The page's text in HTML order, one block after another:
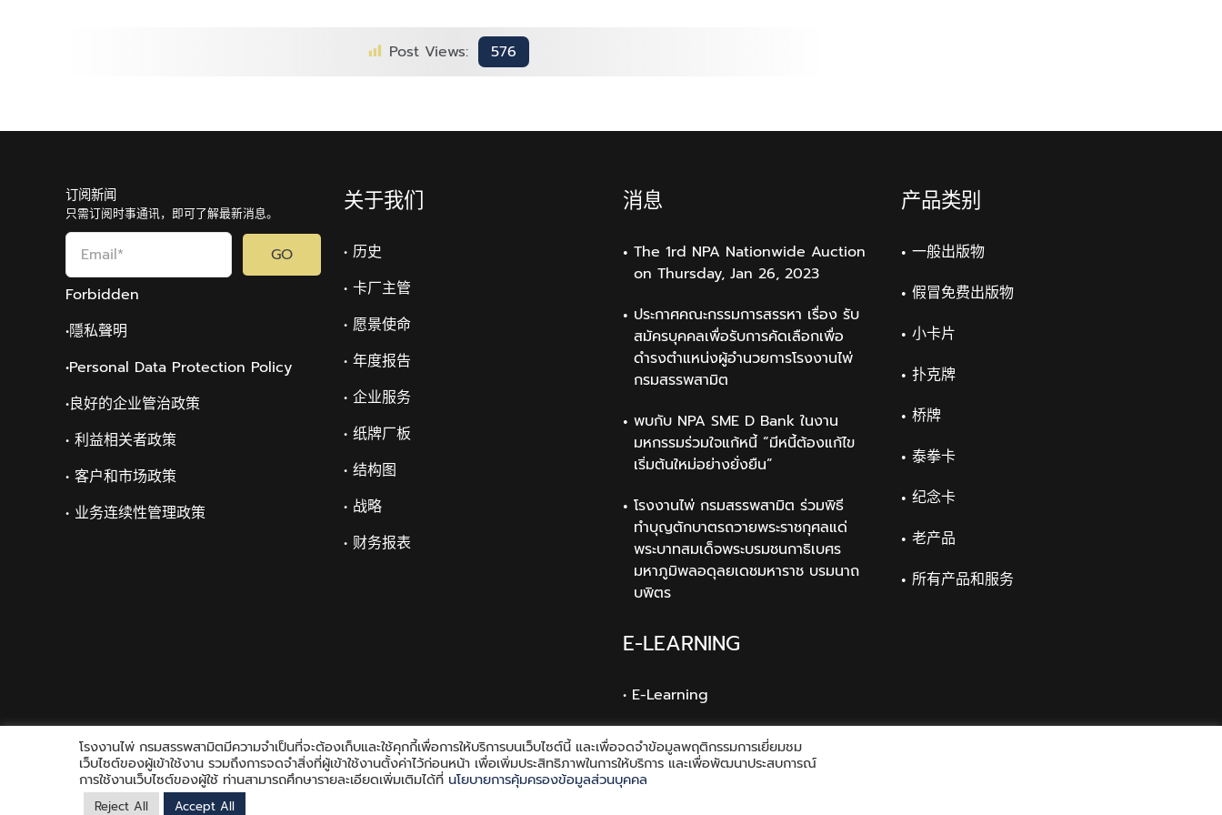
Post Views: 576
订阅新闻
只需订阅时事通讯，即可了解最新消息。
GO
Forbidden
•隱私聲明
•Personal Data Protection Policy
•良好的企业管治政策
• 利益相关者政策
• 客户和市场政策
• 业务连续性管理政策
关于我们
• 历史
• 卡厂主管
• 愿景使命
• 年度报告
• 企业服务
• 纸牌厂板
• 结构图
• 战略
• 财务报表
消息
The 1rd NPA Nationwide Auction
on Thursday, Jan 26, 2023
ประกาศคณะกรรมการสรรหา เรื่อง รับ
สมัครบุคคลเพื่อรับการคัดเลือกเพื่อ
ดำรงตำแหน่งผู้อำนวยการโรงงานไพ่
กรมสรรพสามิต
พบกับ NPA SME D Bank ในงาน
มหกรรมร่วมใจแก้หนี้ “มีหนี้ต้องแก้ไข
เริ่มต้นใหม่อย่างยั่งยืน”
โรงงานไพ่ กรมสรรพสามิต ร่วมพิธี
ทำบุญตักบาตรถวายพระราชกุศลแด่
พระบาทสมเด็จพระบรมชนกาธิเบศร
มหาภูมิพลอดุลยเดชมหาราช บรมนาถ
บพิตร
E-LEARNING
• E-Learning
产品类别
一般出版物
假冒免费出版物
小卡片
扑克牌
桥牌
泰拳卡
纪念卡
老产品
所有产品和服务
Copyright © 2021 Playing Card Factory, all rights reserved
โรงงานไพ่ กรมสรรพสามิตมีความจำเป็นที่จะต้องเก็บและใช้คุกกี้เพื่อการให้บริการบนเว็บไซต์นี้ และเพื่อจดจำข้อมูลพฤติกรรมการเยี่ยมชม
เว็บไซต์ของผู้เข้าใช้งาน รวมถึงการจดจำสิ่งที่ผู้เข้าใช้งานตั้งค่าไว้ก่อนหน้า เพื่อเพิ่มประสิทธิภาพในการให้บริการ และเพื่อพัฒนาประสบการณ์
การใช้งานเว็บไซต์ของผู้ใช้ ท่านสามารถศึกษารายละเอียดเพิ่มเติมได้ที่ นโยบายการคุ้มครองข้อมูลส่วนบุคคล
Reject All Accept All